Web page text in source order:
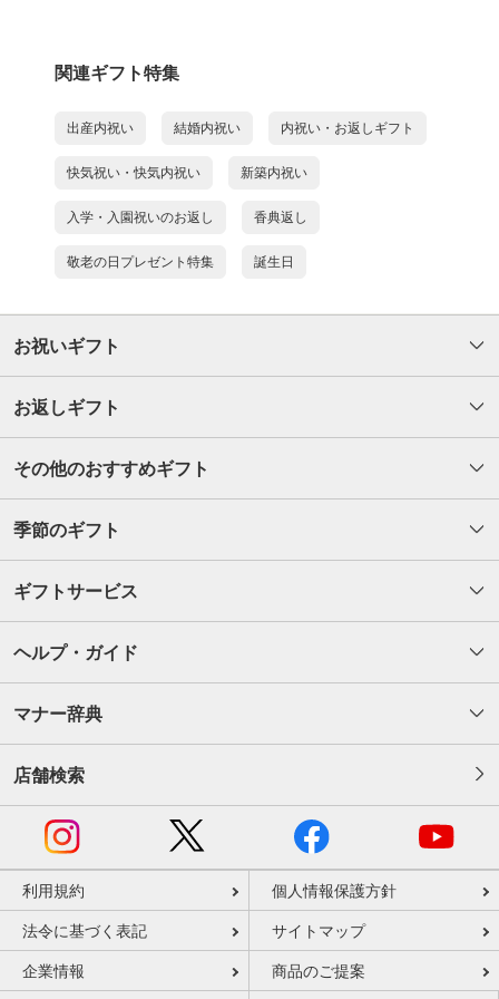
関連ギフト特集
出産内祝い 結婚内祝い 内祝い・お返しギフト
快気祝い・快気内祝い 新築内祝い
入学・入園祝いのお返し 香典返し
敬老の日プレゼント特集 誕生日
お祝いギフト
お返しギフト
その他のおすすめギフト
季節のギフト
ギフトサービス
ヘルプ・ガイド
マナー辞典
店舗検索
利用規約 個人情報保護方針
法令に基づく表記 サイトマップ
企業情報 商品のご提案